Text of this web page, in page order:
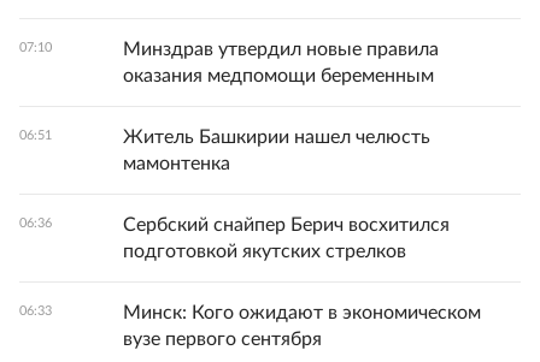
07:10
Минздрав утвердил новые правила
оказания медпомощи беременным
06:51
Житель Башкирии нашел челюсть
мамонтенка
06:36
Сербский снайпер Берич восхитился
подготовкой якутских стрелков
06:33
Минск: Кого ожидают в экономическом
вузе первого сентября